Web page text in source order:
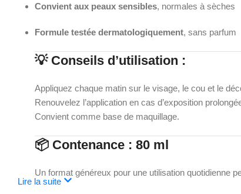
Convient aux peaux sensibles, normales à sèches
Formule testée dermatologiquement, sans parfum
💡 Conseils d’utilisation :
Appliquez chaque matin sur le visage, le cou et le
Renouvelez l’application en cas d’exposition
Convient comme base de maquillage.
📦 Contenance : 80 ml
Un format généreux pour une utilisation quotidienne
Lire la suite